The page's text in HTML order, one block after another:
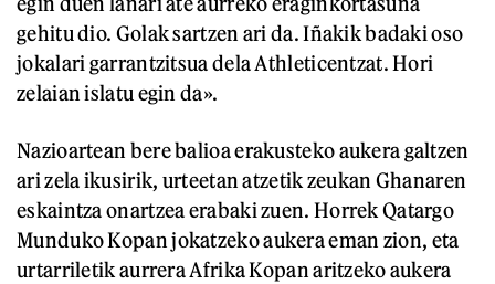
gehitu dio. Golak sartzen ari da. Iñakik badaki oso
jokalari garrantzitsua dela Athleticentzat. Hori
zelaian islatu egin da».
Nazioartean bere balioa erakusteko aukera galtzen
ari zela ikusirik, urteetan atzetik zeukan Ghanaren
eskaintza onartzea erabaki zuen. Horrek Qatargo
Munduko Kopan jokatzeko aukera eman zion, eta
urtarriletik aurrera Afrika Kopan aritzeko aukera